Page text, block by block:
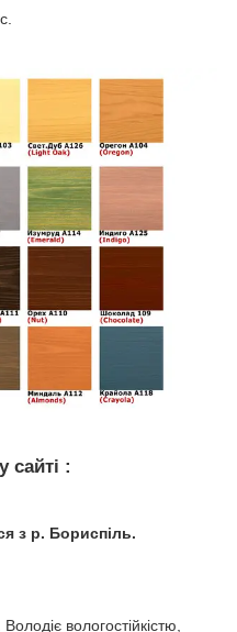
сайті :
з р. Бориспіль.
вологостійкістю,